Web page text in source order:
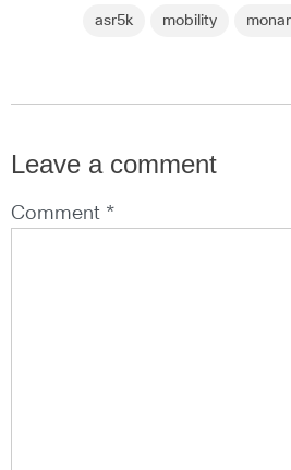
asr5k mobility
Leave a comment
Comment *